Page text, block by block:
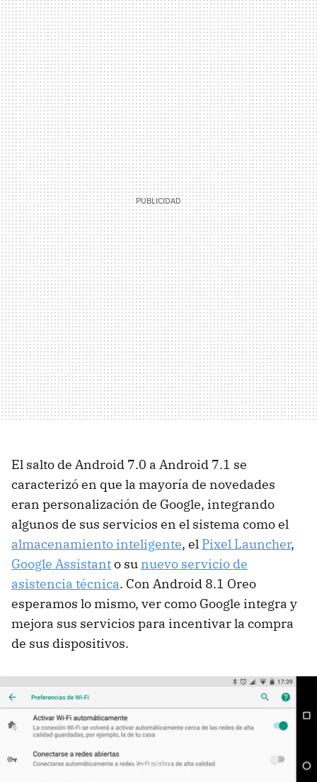
El salto de Android 7.0 a Android 7.1 se
caracterizó en que la mayoría de novedades
eran personalización de Google, integrando
algunos de sus servicios en el sistema como el
almacenamiento inteligente, el Pixel Launcher,
Google Assistanto su nuevo servicio de
asistencia técnica. Con Android 8.1 Oreo
esperamos lo mismo, ver como Google integra y
mejora sus servicios para incentivar la compra
de sus dispositivos.